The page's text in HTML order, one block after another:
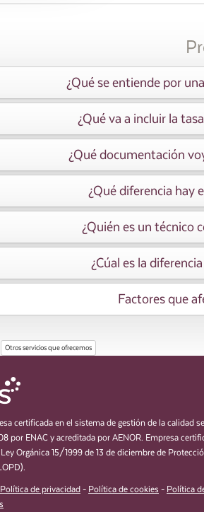
¿Qué se entiende por
¿Qué va a incluir la
¿Qué documentación
¿Qué diferencia hay
¿Quién es un técnico
¿Cúal es la
Factores que
Otros servicios que ofrecemos
certificada en el sistema de gestión de la calidad
por ENAC y acreditada por AENOR. Empresa
Orgánica 15/1999 de 13 de diciembre de
de privacidad - Política de cookies - Política